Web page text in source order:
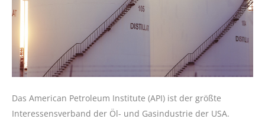
Das American Petroleum Institute (API) ist der größte
Interessensverband der Öl- und Gasindustrie der USA.